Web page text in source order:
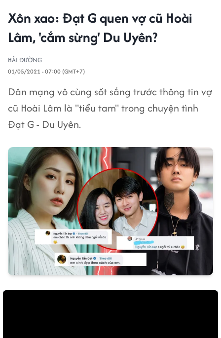
Xôn xao: Đạt G quen vợ cũ Hoài
Lâm, 'cắm sừng' Du Uyên?
HẢI ĐƯỜNG
01/05/2021 - 07:00 (GMT+7)
Dân mạng vô cùng sốt sắng trước thông tin vợ
cũ Hoài Lâm là "tiểu tam" trong chuyện tình
Đạt G - Du Uyên.